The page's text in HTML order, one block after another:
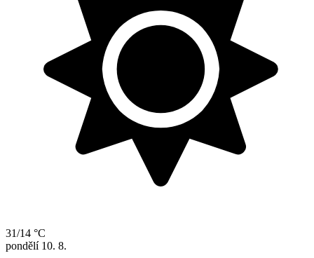
31/14 °C
pondělí 10. 8.